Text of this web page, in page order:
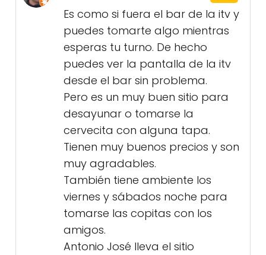
Es como si fuera el bar de la itv y
puedes tomarte algo mientras
esperas tu turno. De hecho
puedes ver la pantalla de la itv
desde el bar sin problema.
Pero es un muy buen sitio para
desayunar o tomarse la
cervecita con alguna tapa.
Tienen muy buenos precios y son
muy agradables.
También tiene ambiente los
viernes y sábados noche para
tomarse las copitas con los
amigos.
Antonio José lleva el sitio